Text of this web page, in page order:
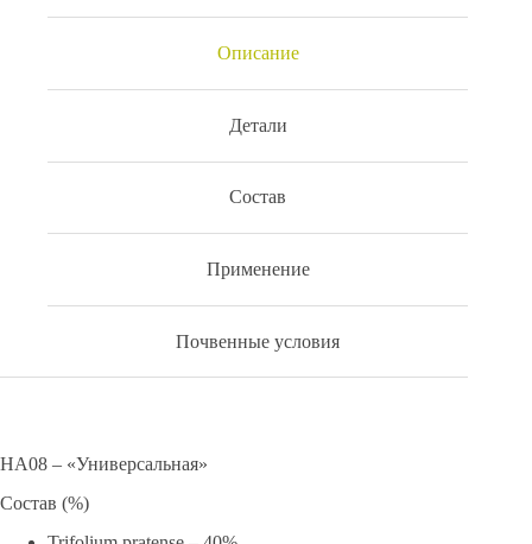
Описание
Детали
Состав
Применение
Почвенные условия
HA08 – «Универсальная»
Состав (%)